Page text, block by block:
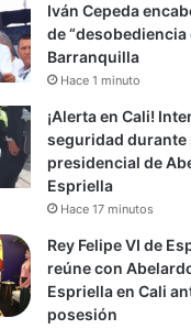
Iván Cepeda
de “desobediencia
Barranquilla
Hace 1 minuto
¡Alerta en Cali!
seguridad durante
presidencial de
Espriella
Hace 17 minutos
Rey Felipe VI de
reúne con
Espriella en Cali
posesión